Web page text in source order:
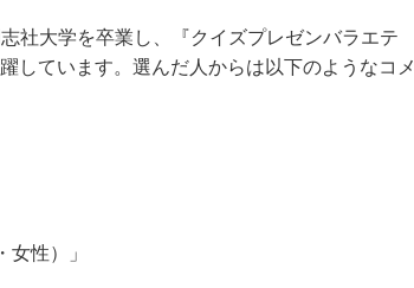
社大学を卒業し、『クイズプレゼンバラエテ
しています。選んだ人からは以下のようなコメ
性）」